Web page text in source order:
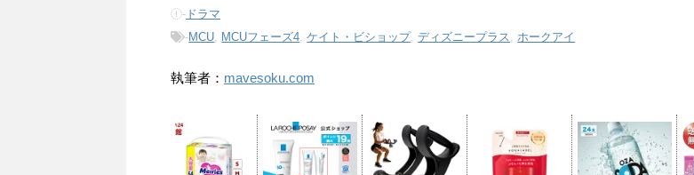
- ドラマ
-MCU MCUフェーズ4 ,ケイト・ビショップ ,ディズニープラス ホークアイ
執筆者： mavesoku.com